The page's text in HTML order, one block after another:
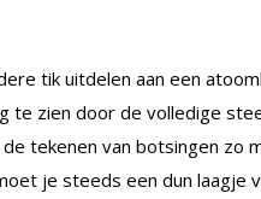
tik uitdelen aan een
te zien door de volledige
tekenen van botsingen zo
je steeds een dun laagje